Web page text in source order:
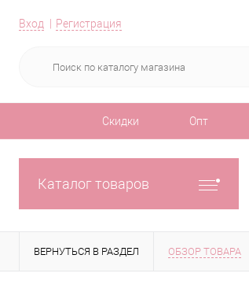
Вход Регистрация
Скидки Опт
Каталог товаров
ВЕРНУТЬСЯ В РАЗДЕЛ ОБЗОР ТОВАРА